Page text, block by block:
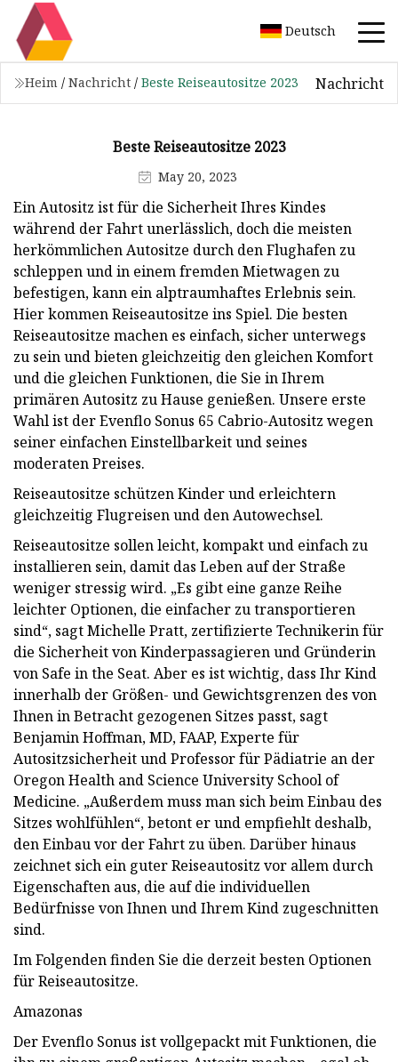
Deutsch
Heim / Nachricht / Beste Reiseautositze 2023 Nachricht
Beste Reiseautositze 2023
May 20, 2023
Ein Autositz ist für die Sicherheit Ihres Kindes
während der Fahrt unerlässlich, doch die meisten
herkömmlichen Autositze durch den Flughafen zu
schleppen und in einem fremden Mietwagen zu
befestigen, kann ein alptraumhaftes Erlebnis sein.
Hier kommen Reiseautositze ins Spiel. Die besten
Reiseautositze machen es einfach, sicher unterwegs
zu sein und bieten gleichzeitig den gleichen Komfort
und die gleichen Funktionen, die Sie in Ihrem
primären Autositz zu Hause genießen. Unsere erste
Wahl ist der Evenflo Sonus 65 Cabrio-Autositz wegen
seiner einfachen Einstellbarkeit und seines
moderaten Preises.
Reiseautositze schützen Kinder und erleichtern
gleichzeitig Flugreisen und den Autowechsel.
Reiseautositze sollen leicht, kompakt und einfach zu
installieren sein, damit das Leben auf der Straße
weniger stressig wird. „Es gibt eine ganze Reihe
leichter Optionen, die einfacher zu transportieren
sind“, sagt Michelle Pratt, zertifizierte Technikerin für
die Sicherheit von Kinderpassagieren und Gründerin
von Safe in the Seat. Aber es ist wichtig, dass Ihr Kind
innerhalb der Größen- und Gewichtsgrenzen des von
Ihnen in Betracht gezogenen Sitzes passt, sagt
Benjamin Hoffman, MD, FAAP, Experte für
Autositzsicherheit und Professor für Pädiatrie an der
Oregon Health and Science University School of
Medicine. „Außerdem muss man sich beim Einbau des
Sitzes wohlfühlen“, betont er und empfiehlt deshalb,
den Einbau vor der Fahrt zu üben. Darüber hinaus
zeichnet sich ein guter Reiseautositz vor allem durch
Eigenschaften aus, die auf die individuellen
Bedürfnisse von Ihnen und Ihrem Kind zugeschnitten
sind.
Im Folgenden finden Sie die derzeit besten Optionen
für Reiseautositze.
Amazonas
Der Evenflo Sonus ist vollgepackt mit Funktionen, die